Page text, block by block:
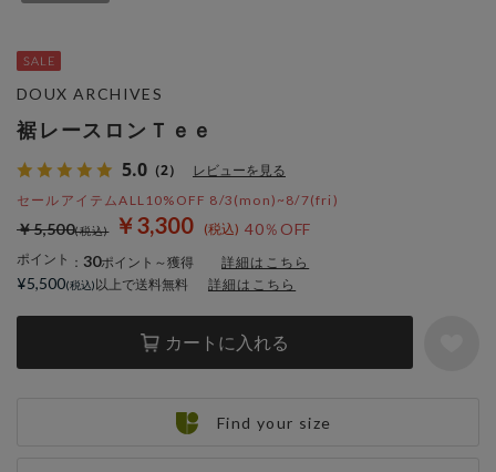
裾レースロンＴｅｅ
5.0 （2） レビューを見る
セールアイテムALL10%OFF 8/3(mon)~8/7(fri)
￥3,300 40％OFF
￥5,500
ポイント ： 30ポイント～獲得 詳細はこちら
カートに入れる
DOUX ARCHIVES
¥5,500 以上で送料無料 詳細はこちら
Find your size